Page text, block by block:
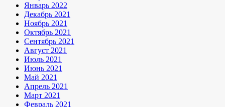
Январь 2022
Декабрь 2021
Ноябрь 2021
Октябрь 2021
Сентябрь 2021
Август 2021
Июль 2021
Июнь 2021
Май 2021
Апрель 2021
Март 2021
Февраль 2021